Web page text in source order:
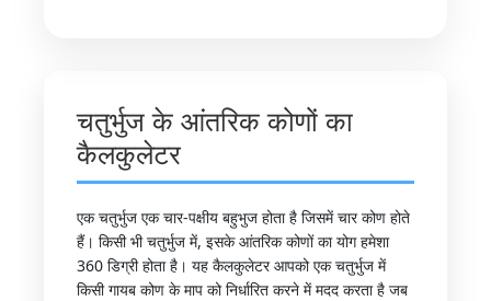
चतुर्भुज के आंतरिक कोणों का
कैलकुलेटर
एक चतुर्भुज एक चार-पक्षीय बहुभुज होता है जिसमें चार कोण होते
हैं। किसी भी चतुर्भुज में, इसके आंतरिक कोणों का योग हमेशा
360 डिग्री होता है। यह कैलकुलेटर आपको एक चतुर्भुज में
किसी गायब कोण के माप को निर्धारित करने में मदद करता है जब